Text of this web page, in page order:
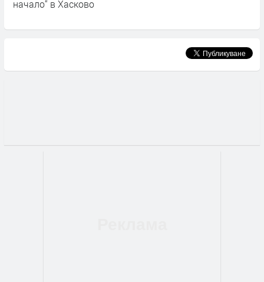
начало“ в Хасково